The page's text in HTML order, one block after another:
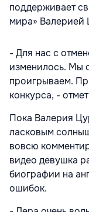
поддерживает
мира» Валерией
- Для нас с
изменилось. Мы
проигрываем.
конкурса, -
Пока Валерия
ласковым
вовсю
видео девушка
биографии на
ошибок.